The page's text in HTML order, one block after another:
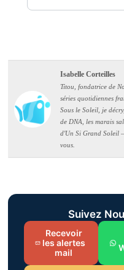
Isabelle Corteilles
Titou, fondatrice de
séries quotidiennes
Sous le Soleil, je
de DNA, les marais
d'Un Si Grand Soleil
vous.
Suivez
Recevoir
les alertes
mail